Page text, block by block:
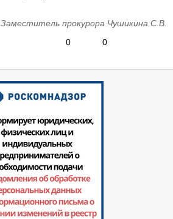
Заместитель прокурора Чушикина С.В.
0
0